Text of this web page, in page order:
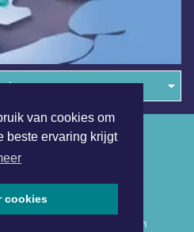
van cookies om
beste ervaring krijgt
cookies
- Alle rechten